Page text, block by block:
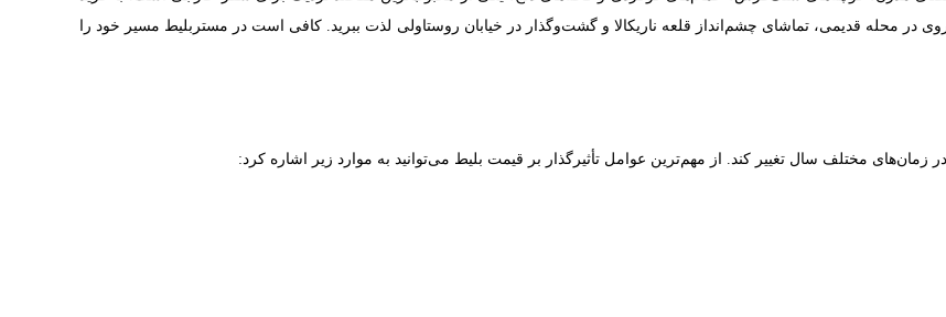
در محله قدیمی، تماشای چشم‌انداز قلعه ناریکالا و گشت‌وگذار در خیابان روستاولی لذت ببرید. کافی است در مستربلیط مسیر خود را
مختلف سال تغییر کند. از مهم‌ترین عوامل تأثیرگذار بر قیمت بلیط می‌توانید به موارد زیر اشاره کرد: